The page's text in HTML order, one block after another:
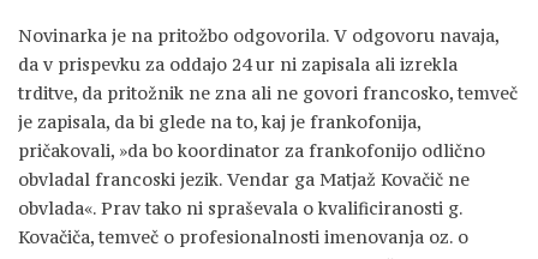
Novinarka je na pritožbo odgovorila. V odgovoru navaja,
da v prispevku za oddajo 24 ur ni zapisala ali izrekla
trditve, da pritožnik ne zna ali ne govori francosko, temveč
je zapisala, da bi glede na to, kaj je frankofonija,
pričakovali, »da bo koordinator za frankofonijo odlično
obvladal francoski jezik. Vendar ga Matjaž Kovačič ne
obvlada«. Prav tako ni spraševala o kvalificiranosti g.
Kovačiča, temveč o profesionalnosti imenovanja oz. o